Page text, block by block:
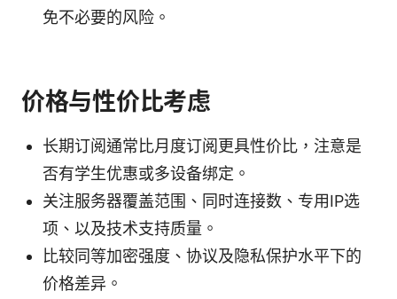
免不必要的风险。
价格与性价比考虑
长期订阅通常比月度订阅更具性价比，注意是
否有学生优惠或多设备绑定。
关注服务器覆盖范围、同时连接数、专用IP选
项、以及技术支持质量。
比较同等加密强度、协议及隐私保护水平下的
价格差异。